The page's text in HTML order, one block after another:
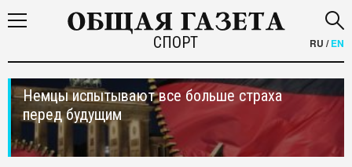
СПОРТ RU /EN
Немцы испытывают все больше страха
перед будущим